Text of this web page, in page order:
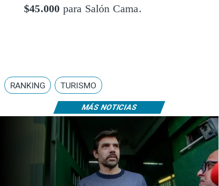
MÁS NOTICIAS
$45.000 para Salón Cama.
RANKING TURISMO